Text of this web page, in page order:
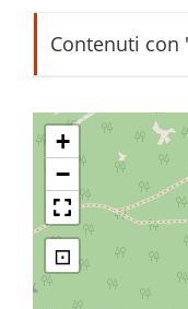
I mulini di
Il capitello di
Saluti da
Contenuti con
Pestino a
+
−
⊡